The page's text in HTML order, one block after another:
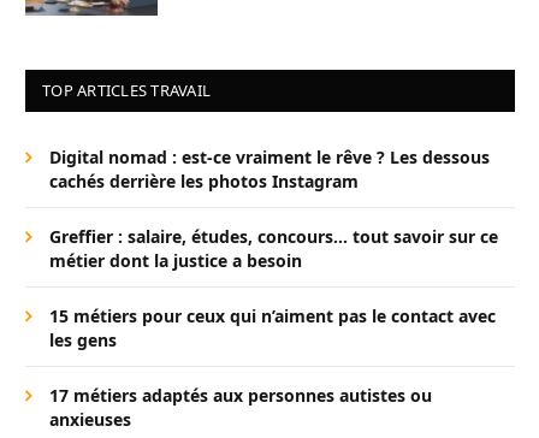
TOP ARTICLES TRAVAIL
Digital nomad : est-ce vraiment le rêve ? Les dessous
cachés derrière les photos Instagram
Greffier : salaire, études, concours… tout savoir sur ce
métier dont la justice a besoin
15 métiers pour ceux qui n’aiment pas le contact avec
les gens
17 métiers adaptés aux personnes autistes ou
anxieuses